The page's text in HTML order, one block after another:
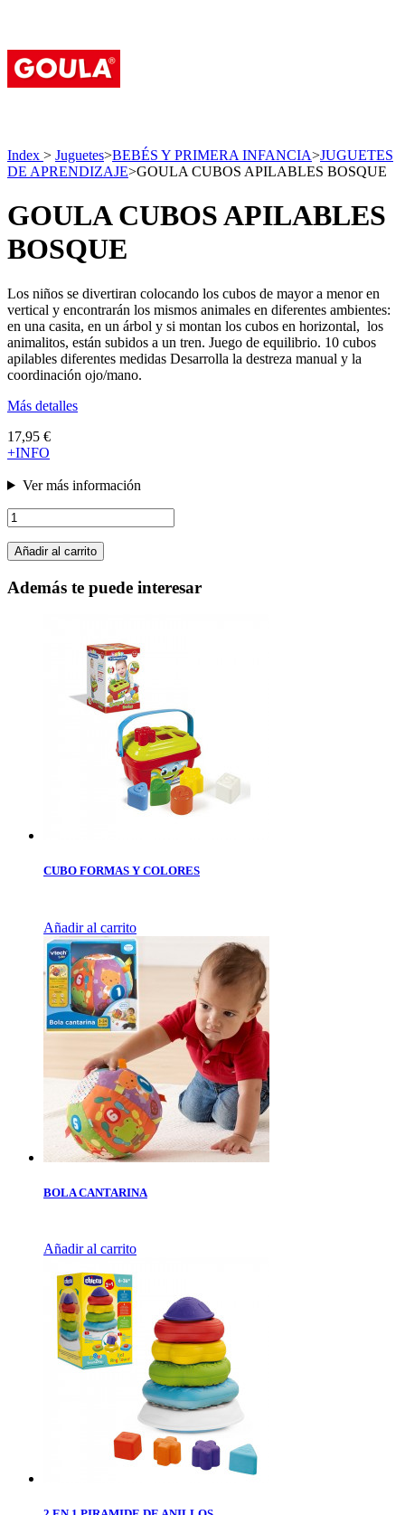
Index > Juguetes>BEBÉS Y PRIMERA INFANCIA>JUGUETES
DE APRENDIZAJE>GOULA CUBOS APILABLES BOSQUE
GOULA CUBOS APILABLES
BOSQUE
Los niños se divertiran colocando los cubos de mayor a menor en
vertical y encontrarán los mismos animales en diferentes ambientes:
en una casita, en un árbol y si montan los cubos en horizontal, los
animalitos, están subidos a un tren. Juego de equilibrio. 10 cubos
apilables diferentes medidas Desarrolla la destreza manual y la
coordinación ojo/mano.
Más detalles
17,95 €
+INFO
Ver más información
Añadir al carrito
Además te puede interesar
CUBO FORMAS Y COLORES
Añadir al carrito
BOLA CANTARINA
Añadir al carrito